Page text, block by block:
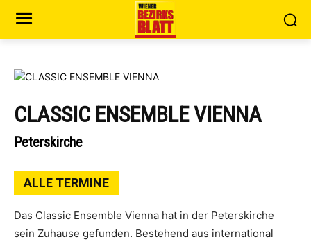
CLASSIC ENSEMBLE VIENNA
Peterskirche
ALLE TERMINE
Das Classic Ensemble Vienna hat in der Peterskirche
sein Zuhause gefunden. Bestehend aus international